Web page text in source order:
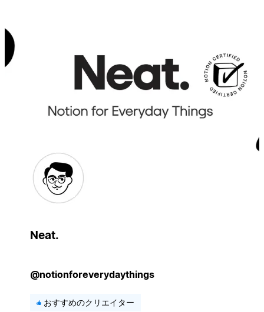
Neat.
@notionforeverydaythings
おすすめのクリエイター